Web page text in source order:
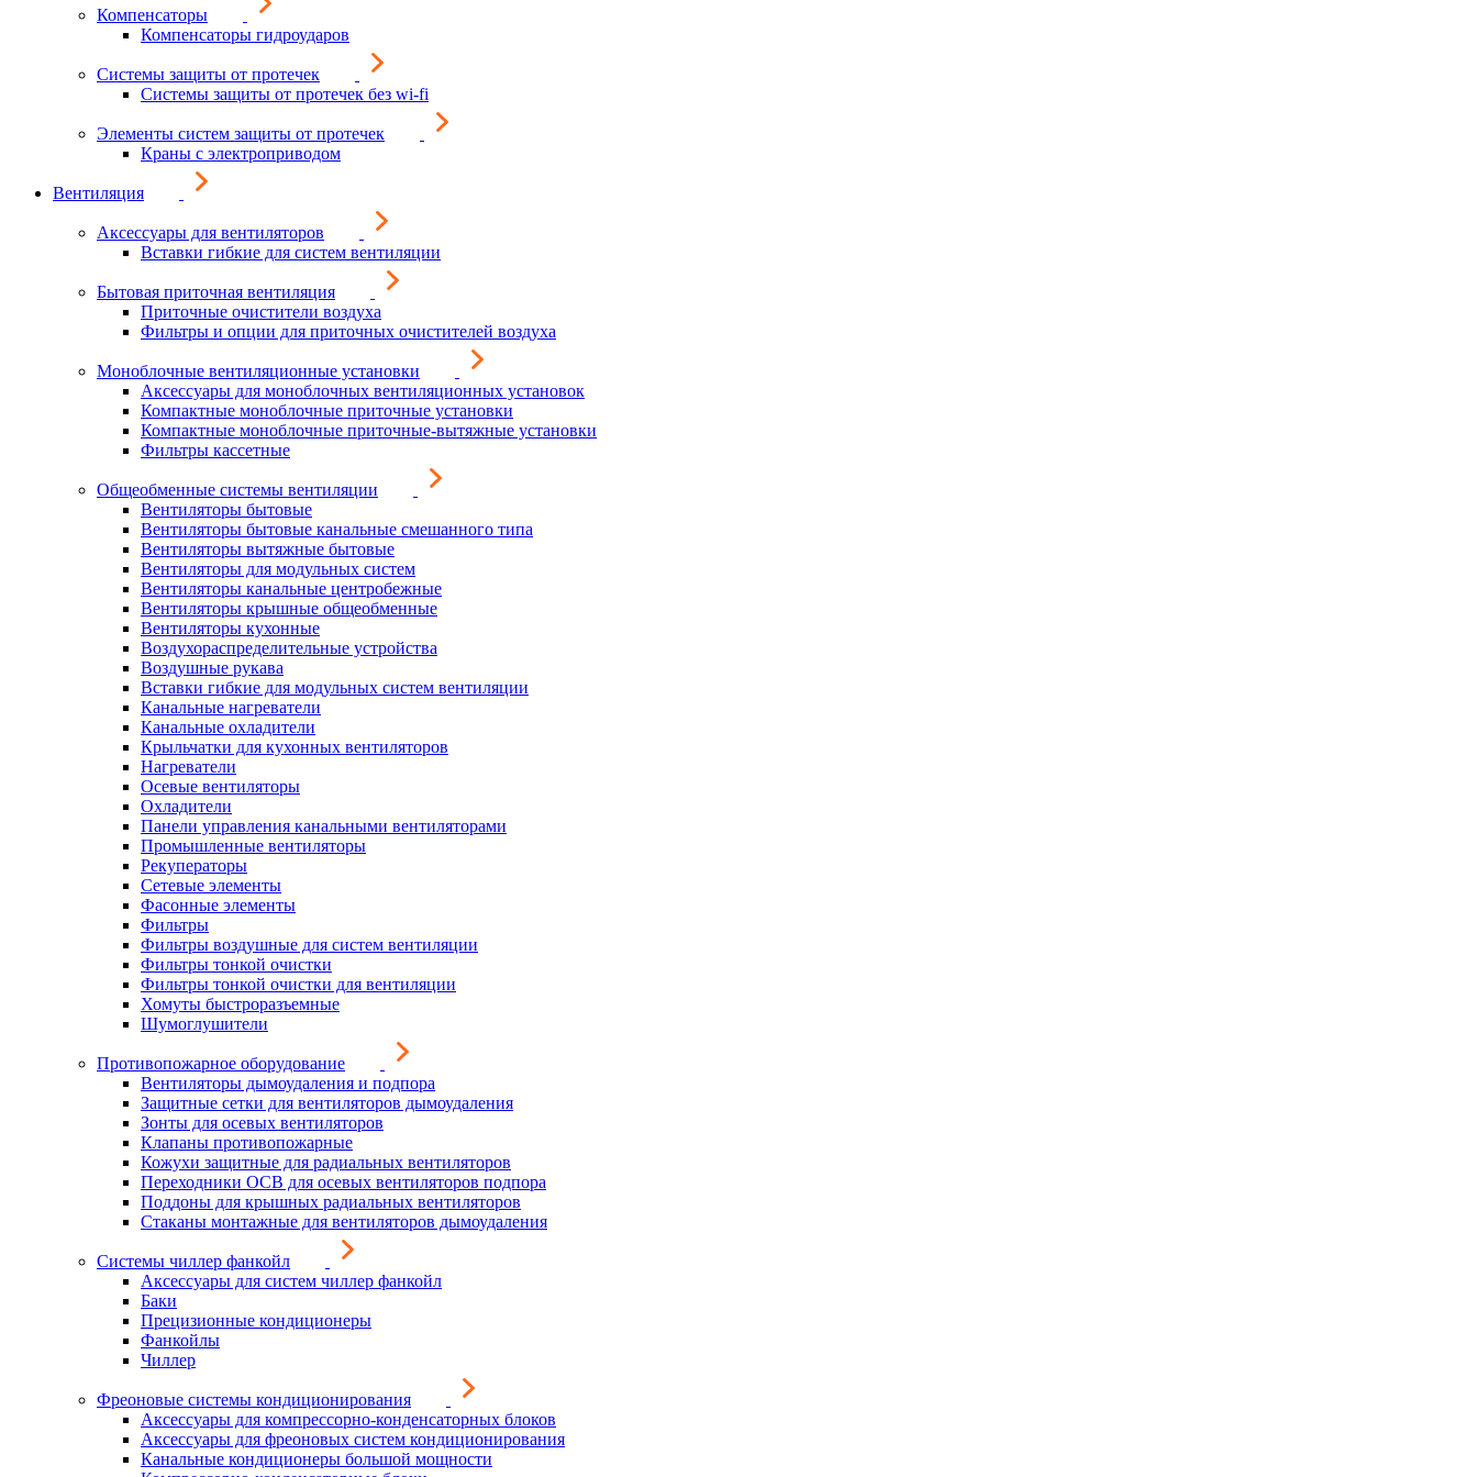
Компенсаторы
Компенсаторы гидроударов
Системы защиты от протечек
Системы защиты от протечек без wi-fi
Элементы систем защиты от протечек
Краны с электроприводом
Вентиляция
Аксессуары для вентиляторов
Вставки гибкие для систем вентиляции
Бытовая приточная вентиляция
Приточные очистители воздуха
Фильтры и опции для приточных очистителей воздуха
Моноблочные вентиляционные установки
Аксессуары для моноблочных вентиляционных установок
Компактные моноблочные приточные установки
Компактные моноблочные приточные-вытяжные установки
Фильтры кассетные
Общеобменные системы вентиляции
Вентиляторы бытовые
Вентиляторы бытовые канальные смешанного типа
Вентиляторы вытяжные бытовые
Вентиляторы для модульных систем
Вентиляторы канальные центробежные
Вентиляторы крышные общеобменные
Вентиляторы кухонные
Воздухораспределительные устройства
Воздушные рукава
Вставки гибкие для модульных систем вентиляции
Канальные нагреватели
Канальные охладители
Крыльчатки для кухонных вентиляторов
Нагреватели
Осевые вентиляторы
Охладители
Панели управления канальными вентиляторами
Промышленные вентиляторы
Рекуператоры
Сетевые элементы
Фасонные элементы
Фильтры
Фильтры воздушные для систем вентиляции
Фильтры тонкой очистки
Фильтры тонкой очистки для вентиляции
Хомуты быстроразъемные
Шумоглушители
Противопожарное оборудование
Вентиляторы дымоудаления и подпора
Защитные сетки для вентиляторов дымоудаления
Зонты для осевых вентиляторов
Клапаны противопожарные
Кожухи защитные для радиальных вентиляторов
Переходники ОСВ для осевых вентиляторов подпора
Поддоны для крышных радиальных вентиляторов
Стаканы монтажные для вентиляторов дымоудаления
Системы чиллер фанкойл
Аксессуары для систем чиллер фанкойл
Баки
Прецизионные кондиционеры
Фанкойлы
Чиллер
Фреоновые системы кондиционирования
Аксессуары для компрессорно-конденсаторных блоков
Аксессуары для фреоновых систем кондиционирования
Канальные кондиционеры большой мощности